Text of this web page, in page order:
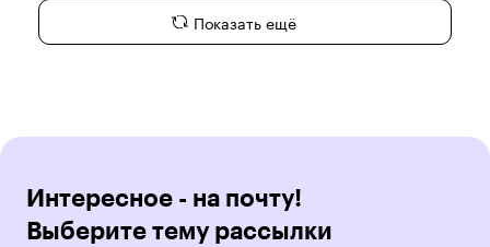
Показать ещё
Интересное - на почту!
Выберите тему рассылки